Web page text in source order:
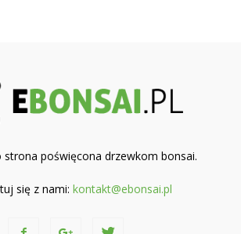
strona poświęcona drzewkom bonsai.
się z nami: kontakt@ebonsai.pl